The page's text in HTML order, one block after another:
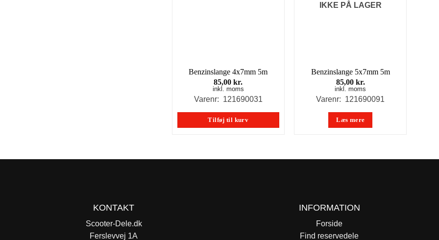
Benzinslange 4x7mm 5m
85,00kr.
inkl. moms
Varenr: 121690031
Tilføj til kurv
IKKE PÅ LAGER
Benzinslange 5x7mm 5m
85,00 kr.
inkl. moms
Varenr: 121690091
Læs mere
KONTAKT
Scooter-Dele.dk
Ferslevvej 1A
INFORMATION
Forside
Find reservedele